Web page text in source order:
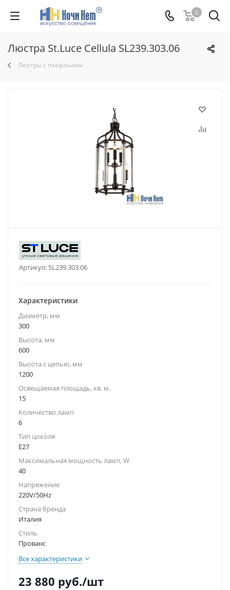
0
Люстра St.Luce Cellula SL239.303.06
Люстры с плафонами
Артикул:SL239.303.06
Характеристики
Диаметр, мм
300
Высота, мм
600
Высота с цепью, мм
1200
Освещаемая площадь, кв. м.
15
Количество ламп
6
Тип цоколя
E27
Максимальная мощность ламп, W
40
Напряжение
220V/50Hz
Страна бренда
Италия
Стиль
Прованс
Все характеристики
23 880 руб./шт